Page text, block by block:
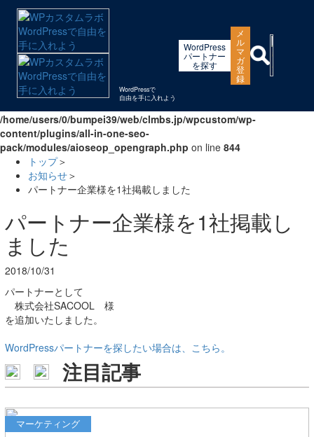
Warning: "continue" targeting switch is equivalent to "break". Did you
mean to use "continue 2"? in
/home/users/0/bumpei39/web/clmbs.jp/wpcustom/wp-
includes/pomo/plural-forms.php
on line 210
Warning: "continue" targeting switch is equivalent to "break". Did you
mean to use "continue 2"? in
/home/users/0/bumpei39/web/clmbs.jp/wpcustom/wp-
content/plugins/all-in-one-seo-
pack/modules/aioseop_opengraph.php on line 844
WordPressで
自由を手に入れよう
WordPress
パートナー
を探す
メ
ル
マ
ガ
登
録
トップ＞
お知らせ＞
パートナー企業様を1社掲載しました
パートナー企業様を1社掲載し
ました
2018/10/31
パートナーとして
株式会社SACOOL 様
を追加いたしました。
WordPressパートナーを探したい場合は、こちら。
注目記事
マーケティング